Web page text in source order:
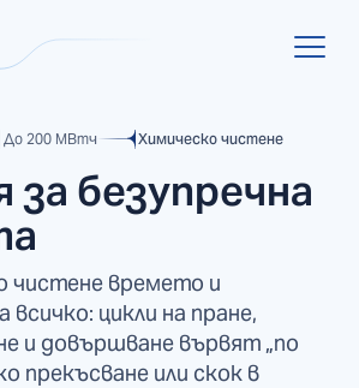
До 200 МВтч Химическо чистене
за безупречна
чистене времето и
цикли на пране,
и довършване вървят „по
прекъсване или скок в